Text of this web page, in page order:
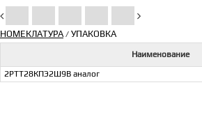
НОМЕКЛАТУРА/ УПАКОВКА
Наименование
2РТТ28КПЭ2Ш9В аналог